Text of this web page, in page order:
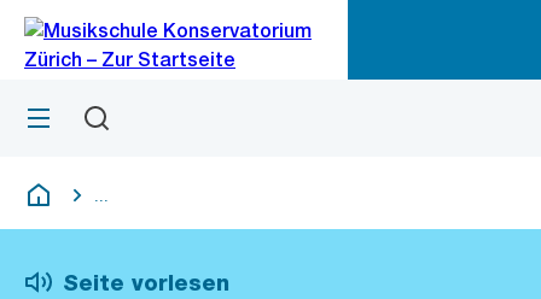
Navigation
Sprunglink
Menü
Deutsch
Seite vorlesen